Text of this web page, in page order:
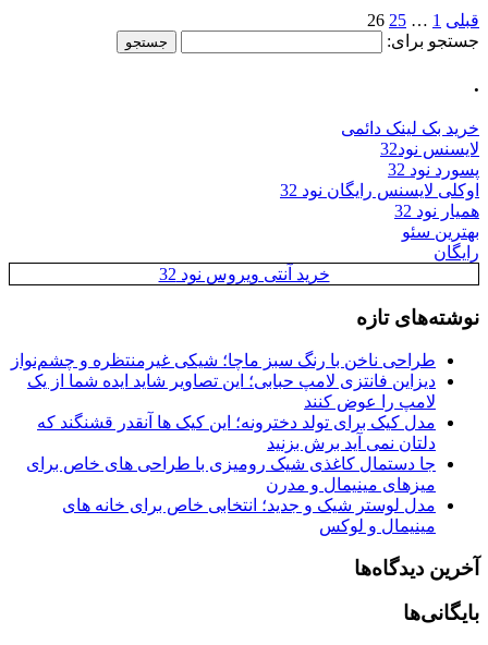
قبلی 1
…
25
26
جستجو برای:
.
خرید بک لینک دائمی
لایسنس نود32
پسورد نود 32
اوکلی لایسنس رایگان نود 32
همیار نود 32
بهترین سئو
رایگان
خرید آنتی ویروس نود 32
نوشته‌های تازه
طراحی ناخن با رنگ سبز ماچا؛ شیکی غیرمنتظره و چشم‌نواز
دیزاین فانتزی لامپ حبابی؛ این تصاویر شاید ایده شما از یک
لامپ را عوض کنند
مدل کیک برای تولد دخترونه؛ این کیک ها آنقدر قشنگند که
دلتان نمی آید برش بزنید
جا دستمال کاغذی شیک رومیزی با طراحی های خاص برای
میزهای مینیمال و مدرن
مدل لوستر شیک و جدید؛ انتخابی خاص برای خانه های
مینیمال و لوکس
آخرین دیدگاه‌ها
بایگانی‌ها